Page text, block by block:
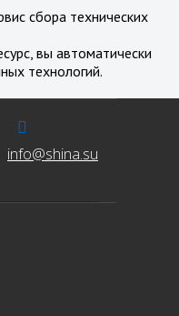
info@shina.su
сбора технических
вы автоматически
технологий.